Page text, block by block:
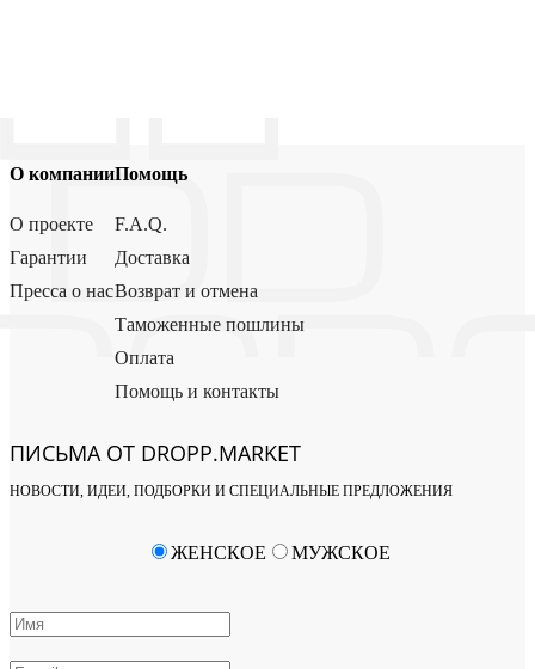
О компании
О проекте
Гарантии
Пресса о нас
Помощь
F.A.Q.
Доставка
Возврат и отмена
Таможенные пошлины
Оплата
Помощь и контакты
ПИСЬМА ОТ DROPP.MARKET
НОВОСТИ, ИДЕИ, ПОДБОРКИ И СПЕЦИАЛЬНЫЕ ПРЕДЛОЖЕНИЯ
ЖЕНСКОЕ МУЖСКОЕ